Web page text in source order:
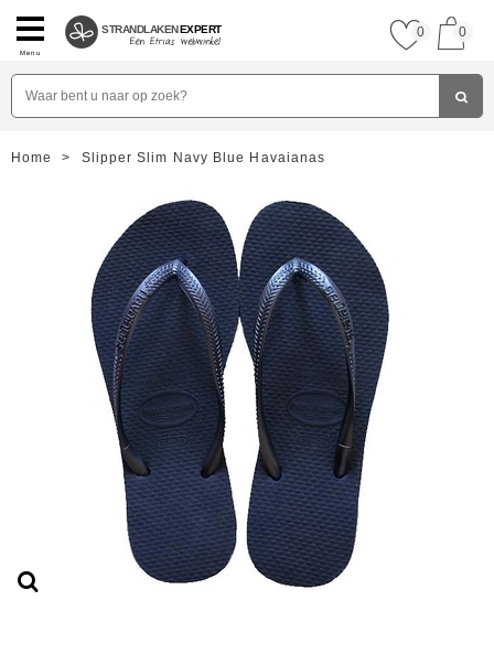
Menu
STRANDLAKENEXPERT 0 0
Home > Slipper Slim Navy Blue Havaianas